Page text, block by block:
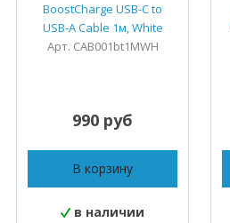
BoostCharge USB-C to
USB-A Cable 1м, White
Арт. CAB001bt1MWH
990 руб
В корзину
в наличии